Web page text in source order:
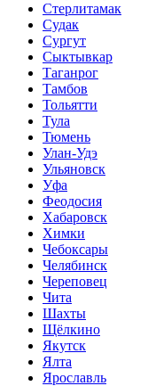
Стерлитамак
Судак
Сургут
Сыктывкар
Таганрог
Тамбов
Тольятти
Тула
Тюмень
Улан-Удэ
Ульяновск
Уфа
Феодосия
Хабаровск
Химки
Чебоксары
Челябинск
Череповец
Чита
Шахты
Щёлкино
Якутск
Ялта
Ярославль